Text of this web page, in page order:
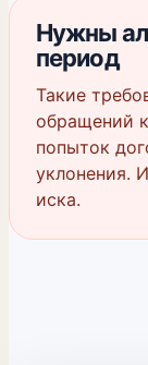
Нужны
период
Такие
обращений
попыток
уклонения.
иска.